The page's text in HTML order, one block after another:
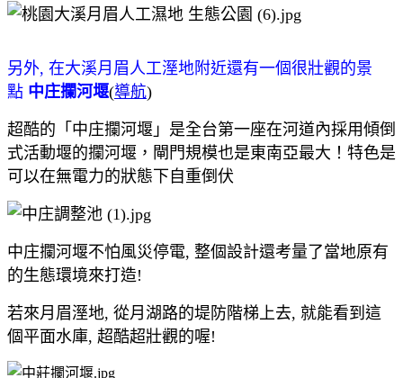
另外, 在大溪月眉人工溼地附近還有一個很壯觀的景
點 中庄攔河堰(導航)
超酷的「中庄攔河堰」是全台第一座在河道內採用傾倒
式活動堰的攔河堰，閘門規模也是東南亞最大！特色是
可以在無電力的狀態下自重倒伏
中庄攔河堰不怕風災停電, 整個設計還考量了當地原有
的生態環境來打造!
若來月眉溼地, 從月湖路的堤防階梯上去, 就能看到這
個平面水庫, 超酷超壯觀的喔!